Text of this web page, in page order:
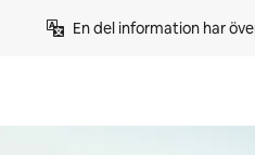
En del information har